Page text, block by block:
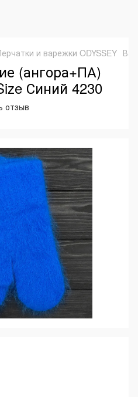
и варежки ODYSSEY
(ангора+ПА)
Синий 4230
отзыв